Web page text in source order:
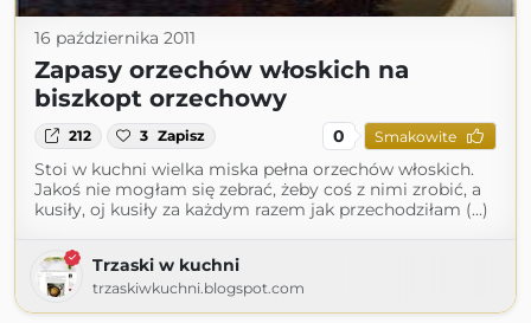
16 października 2011
Zapasy orzechów włoskich na
biszkopt orzechowy
212 3 Zapisz 0 Smakowite
Stoi w kuchni wielka miska pełna orzechów włoskich.
Jakoś nie mogłam się zebrać, żeby coś z nimi zrobić, a
kusiły, oj kusiły za każdym razem jak przechodziłam (...)
Trzaski w kuchni
trzaskiwkuchni.blogspot.com